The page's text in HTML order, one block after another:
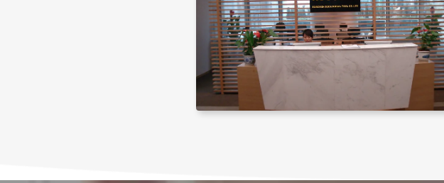
トより長く企業のための最もよい良質品を作成し、供給するよ
うに努力しなさい。 2. 私達の顧客に優秀なサービスを提供しな
さい。 必要とする何を私達の顧客を得る時間7日の/weekの24の